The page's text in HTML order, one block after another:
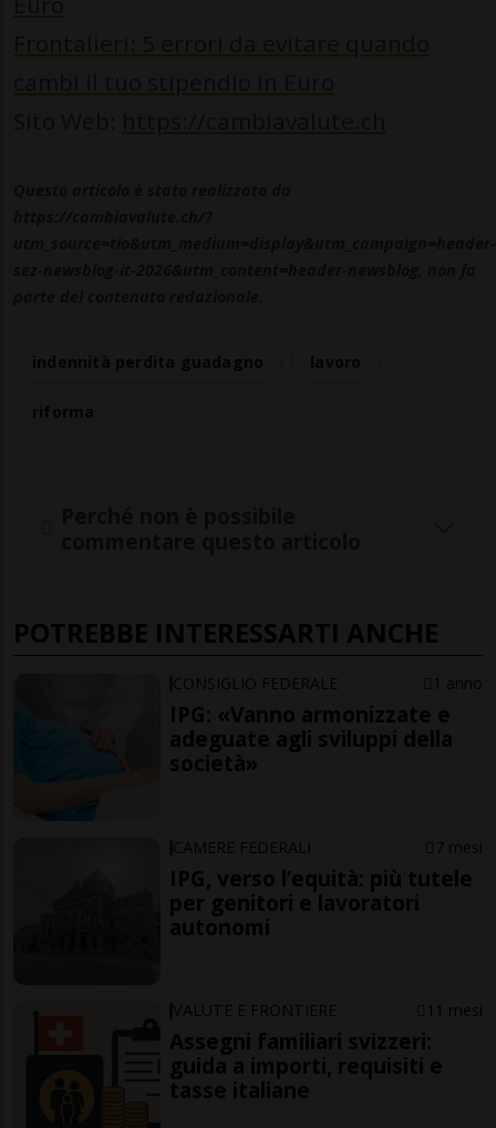
POTREBBE INTERESSARTI ANCHE
CONSIGLIO FEDERALE 1 anno
IPG: «Vanno armonizzate e
adeguate agli sviluppi della
società»
CAMERE FEDERALI 7 mesi
IPG, verso l’equità: più tutele
per genitori e lavoratori
autonomi
VALUTE E FRONTIERE 11 mesi
Assegni familiari svizzeri:
guida a importi, requisiti e
tasse italiane